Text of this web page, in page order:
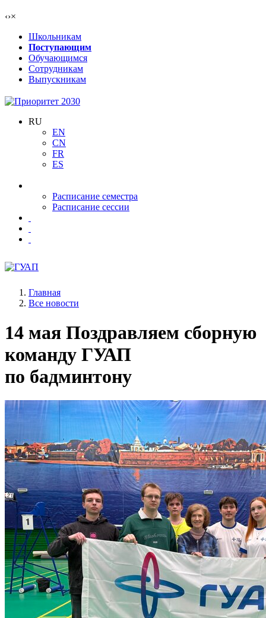
‹›×
Школьникам
Поступающим
Обучающимся
Сотрудникам
Выпускникам
RU
EN
CN
FR
ES
Расписание семестра
Расписание сессии
Главная
Все новости
14 мая Поздравляем сборную
команду ГУАП
по бадминтону